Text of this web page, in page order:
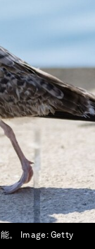
。 Image: Getty